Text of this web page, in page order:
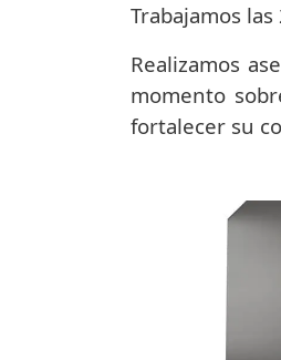
Trabajamos
Realizamos
momento
fortalecer su